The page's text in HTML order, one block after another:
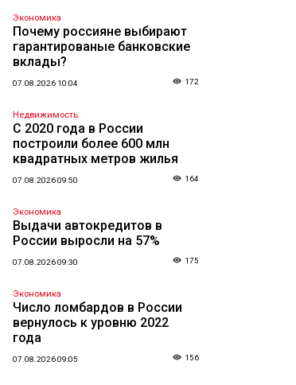
Экономика
Почему россияне выбирают
гарантированые банковские
вклады?
07.08.2026 10:04 172
Недвижимость
С 2020 года в России
построили более 600 млн
квадратных метров жилья
07.08.2026 09:50 164
Экономика
Выдачи автокредитов в
России выросли на 57%
07.08.2026 09:30 175
Экономика
Число ломбардов в России
вернулось к уровню 2022
года
07.08.2026 09:05 156